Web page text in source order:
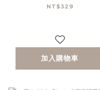
書：科學家
NT$329
加入購物車